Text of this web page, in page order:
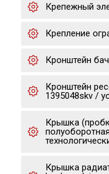
Крепежный
Крепление
Кронштейн
Кронштейн
1395048skv /
Крышка
Крышка